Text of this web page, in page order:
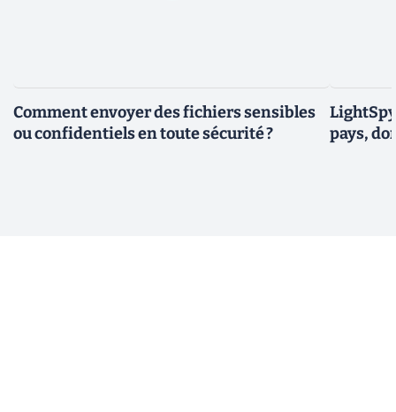
Comment envoyer des fichiers sensibles
ou confidentiels en toute sécurité ?
pays,